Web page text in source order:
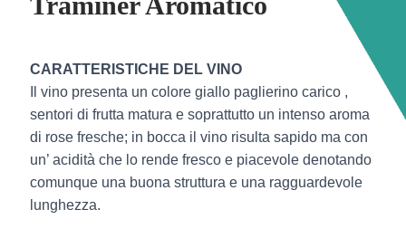
CARATTERISTICHE DEL VINO
Il vino presenta un colore giallo paglierino carico ,
sentori di frutta matura e soprattutto un intenso aroma
di rose fresche; in bocca il vino risulta sapido ma con
un’ acidità che lo rende fresco e piacevole denotando
comunque una buona struttura e una ragguardevole
lunghezza.